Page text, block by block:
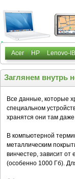
Acer HP Lenovo-
Заглянем внутрь
Все данные, которые
специальном
хранятся они там
В компьютерной
металлическим
винчестер, зависит от
(особенно 1000 Гб).